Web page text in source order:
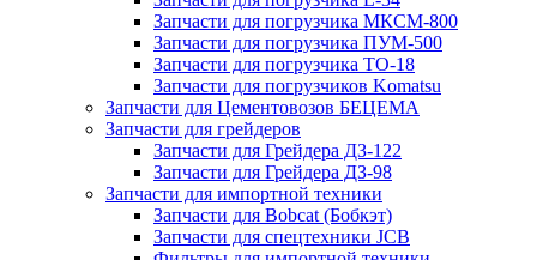
Запчасти для погрузчика МКСМ-800
Запчасти для погрузчика ПУМ-500
Запчасти для погрузчика ТО-18
Запчасти для погрузчиков Komatsu
Запчасти для Цементовозов БЕЦЕМА
Запчасти для грейдеров
Запчасти для Грейдера ДЗ-122
Запчасти для Грейдера ДЗ-98
Запчасти для импортной техники
Запчасти для Bobcat (Бобкэт)
Запчасти для спецтехники JCB